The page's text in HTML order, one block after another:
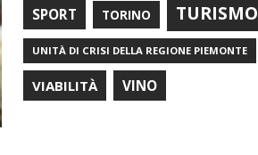
SPORT TORINO TURISMO
UNITÀ DI CRISI DELLA REGIONE PIEMONTE
VIABILITÀ VINO